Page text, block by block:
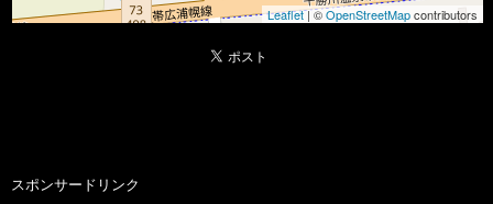
Leaflet| ©OpenStreetMapcontributors
スポンサードリンク